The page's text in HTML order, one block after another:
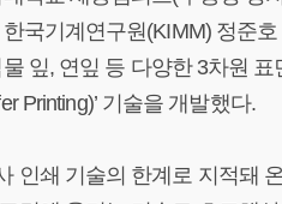
국기계연구원(KIMM) 정준
잎, 연잎 등 다양한 3차원
Printing)’ 기술을 개발했다.
인쇄 기술의 한계로 지적돼